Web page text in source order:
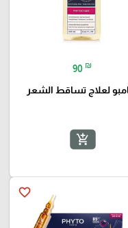
90 ₪
لعلاج تساقط الشعر
add_shopping_cart
favorite_border